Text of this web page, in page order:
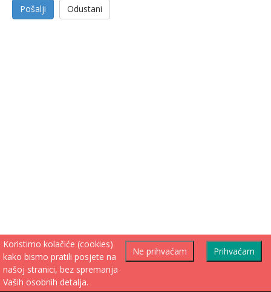
Pošalji Odustani
Prihvaćam
Ne prihvaćam
Koristimo kolačiće (cookies)
kako bismo pratili posjete na
našoj stranici, bez spremanja
Vaših osobnih detalja.